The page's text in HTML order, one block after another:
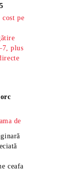
pe
plus
de
ceafa